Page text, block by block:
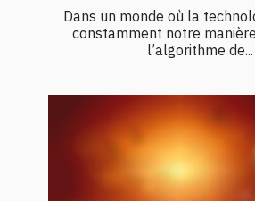
Dans un monde où la
constamment notre
l’algorithme de...